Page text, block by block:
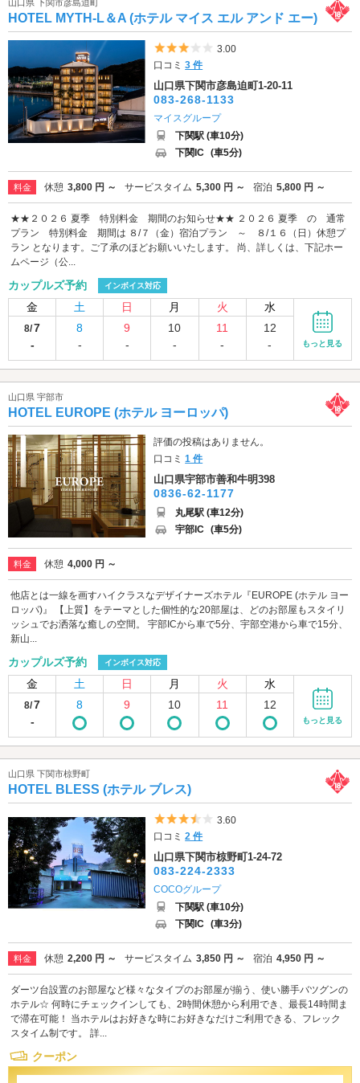
山口県 下関市彦島迫町
HOTEL MYTH-L＆A (ホテル マイス エル アンド エー)
5つ星のうち3
3.00
口コミ3 件
山口県下関市彦島迫町1-20-11
083-268-1133
マイスグループ
下関駅 (車10分)
下関IC (車5分)
料金 休憩 3,800 円 ～ サービスタイム 5,300 円 ～ 宿泊 5,800 円 ～
★★２０２６ 夏季 特別料金 期間のお知らせ★★ ２０２６ 夏季 の 通常
プラン 特別料金 期間は ８/７（金）宿泊プラン ～ ８/１６（日）休憩プ
ラン となります。ご了承のほどお願いいたします。 尚、詳しくは、下記ホー
ムページ（公...
カップルズ予約 インボイス対応
金 土 日 月 火 水
8/7
-
8
-
9
-
10
-
11
-
12
-
もっと見る
山口県 宇部市
HOTEL EUROPE (ホテル ヨーロッパ)
評価の投稿はありません。
口コミ1 件
山口県宇部市善和牛明398
0836-62-1177
丸尾駅 (車12分)
宇部IC (車5分)
料金 休憩 4,000 円 ～
他店とは一線を画すハイクラスなデザイナーズホテル『EUROPE (ホテル ヨー
ロッパ)』 【上質】をテーマとした個性的な20部屋は、どのお部屋もスタイリ
ッシュでお洒落な癒しの空間。 宇部ICから車で5分、宇部空港から車で15分、
新山...
カップルズ予約 インボイス対応
金 土 日 月 火 水
8/7
-
8 9 10 11 12
もっと見る
山口県 下関市椋野町
HOTEL BLESS (ホテル ブレス)
5つ星のうち3.5
3.60
口コミ2 件
山口県下関市椋野町1-24-72
083-224-2333
COCOグループ
下関駅 (車10分)
下関IC (車3分)
料金 休憩 2,200 円 ～ サービスタイム 3,850 円 ～ 宿泊 4,950 円 ～
ダーツ台設置のお部屋など様々なタイプのお部屋が揃う、使い勝手バツグンの
ホテル☆ 何時にチェックインしても、2時間休憩から利用でき、最長14時間ま
で滞在可能！ 当ホテルはお好きな時にお好きなだけご利用できる、フレック
スタイム制です。 詳...
クーポン